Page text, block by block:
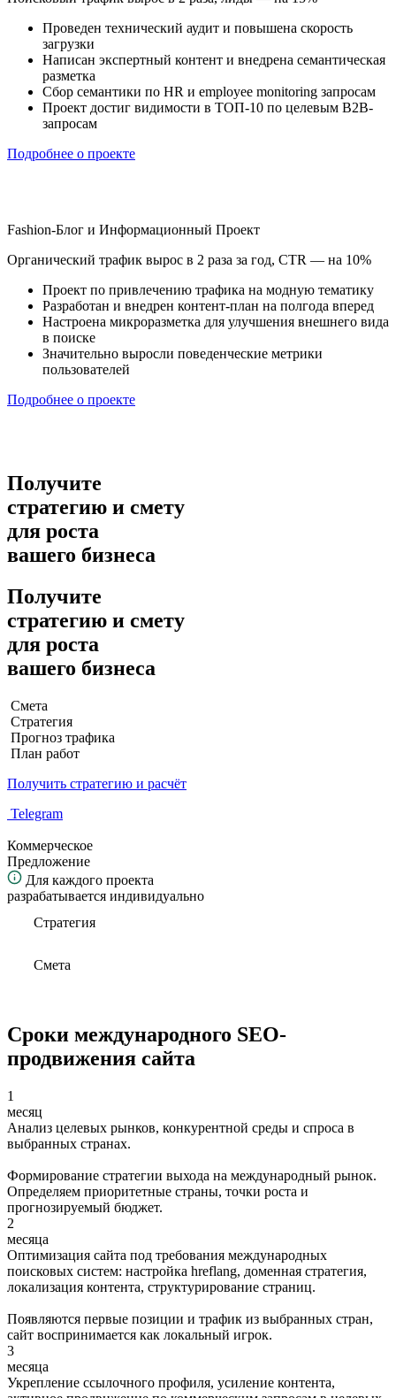
Проведен технический аудит и повышена скорость
загрузки
Написан экспертный контент и внедрена семантическая
разметка
Сбор семантики по HR и employee monitoring запросам
Проект достиг видимости в ТОП-10 по целевым B2B-
запросам
Подробнее о проекте
Fashion-Блог и Информационный Проект
Органический трафик вырос в 2 раза за год, CTR — на 10%
Проект по привлечению трафика на модную тематику
Разработан и внедрен контент-план на полгода вперед
Настроена микроразметка для улучшения внешнего вида
в поиске
Значительно выросли поведенческие метрики
пользователей
Подробнее о проекте
Получите
стратегию и смету
для роста
вашего бизнеса
Получите
стратегию и смету
для роста
вашего бизнеса
Смета
Стратегия
Прогноз трафика
План работ
Получить стратегию и расчёт
Telegram
Коммерческое
Предложение
Для каждого проекта
разрабатывается индивидуально
Стратегия
Смета
Сроки международного SEO-
продвижения сайта
1
месяц
Анализ целевых рынков, конкурентной среды и спроса в
выбранных странах.
Формирование стратегии выхода на международный рынок.
Определяем приоритетные страны, точки роста и
прогнозируемый бюджет.
2
месяца
Оптимизация сайта под требования международных
поисковых систем: настройка hreflang, доменная стратегия,
локализация контента, структурирование страниц.
Появляются первые позиции и трафик из выбранных стран,
сайт воспринимается как локальный игрок.
3
месяца
Укрепление ссылочного профиля, усиление контента,